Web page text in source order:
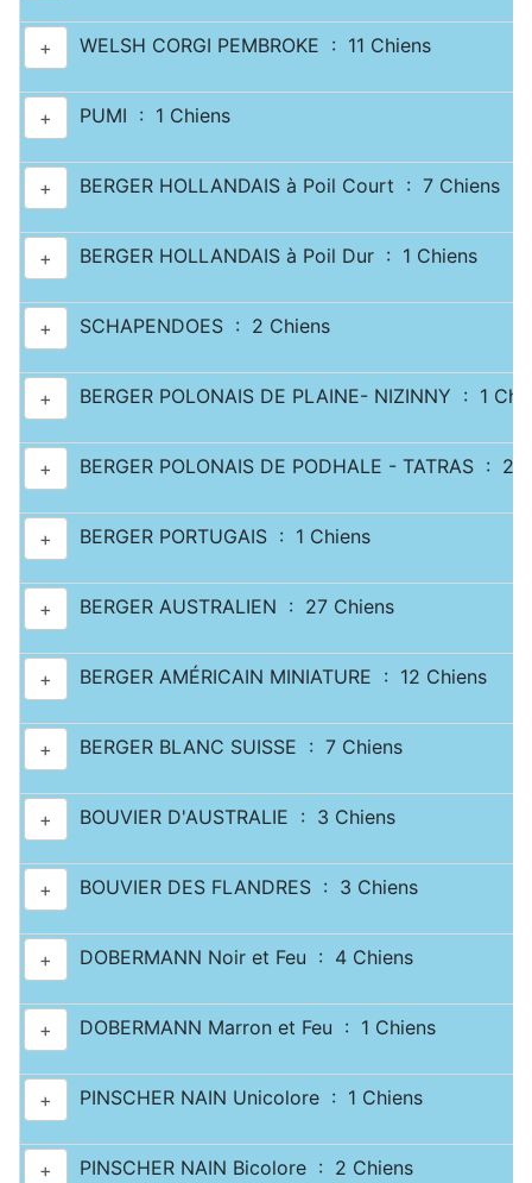
+ WELSH CORGI PEMBROKE : 11 Chiens
+ PUMI : 1 Chiens
+ BERGER HOLLANDAIS à Poil Court : 7 Chiens
+ BERGER HOLLANDAIS à Poil Dur : 1 Chiens
+ SCHAPENDOES : 2 Chiens
+ BERGER POLONAIS DE PLAINE- NIZINNY : 1
+ BERGER POLONAIS DE PODHALE - TATRAS : 2
+ BERGER PORTUGAIS : 1 Chiens
+ BERGER AUSTRALIEN : 27 Chiens
+ BERGER AMÉRICAIN MINIATURE : 12 Chiens
+ BERGER BLANC SUISSE : 7 Chiens
+ BOUVIER D'AUSTRALIE : 3 Chiens
+ BOUVIER DES FLANDRES : 3 Chiens
+ DOBERMANN Noir et Feu : 4 Chiens
+ DOBERMANN Marron et Feu : 1 Chiens
+ PINSCHER NAIN Unicolore : 1 Chiens
+ PINSCHER NAIN Bicolore : 2 Chiens